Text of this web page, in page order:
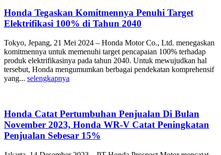
Honda Tegaskan Komitmennya Penuhi Target
Elektrifikasi 100% di Tahun 2040
Tokyo, Jepang, 21 Mei 2024 – Honda Motor Co., Ltd. menegaskan
komitmennya untuk memenuhi target pencapaian 100% terhadap
produk elektrifikasinya pada tahun 2040. Untuk mewujudkan hal
tersebut, Honda mengumumkan berbagai pendekatan komprehensif
yang... selengkapnya
Honda Catat Pertumbuhan Penjualan Di Bulan
November 2023, Honda WR-V Catat Peningkatan
Penjualan Sebesar 15%